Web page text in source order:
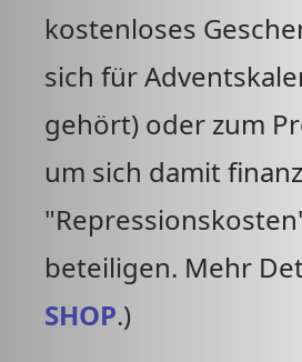
kostenloses
sich für
gehört) oder zum
um sich damit
beteiligen. Mehr
SHOP.)